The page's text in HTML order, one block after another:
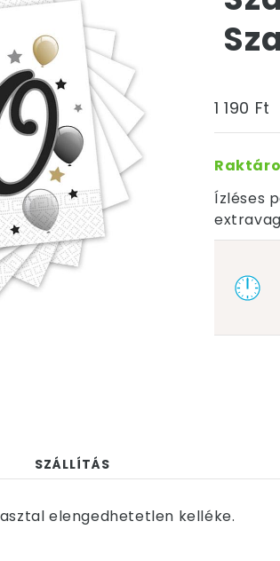
1 190 Ft
Ízléses
SZÁLLÍTÁS
elengedhetetlen kelléke.